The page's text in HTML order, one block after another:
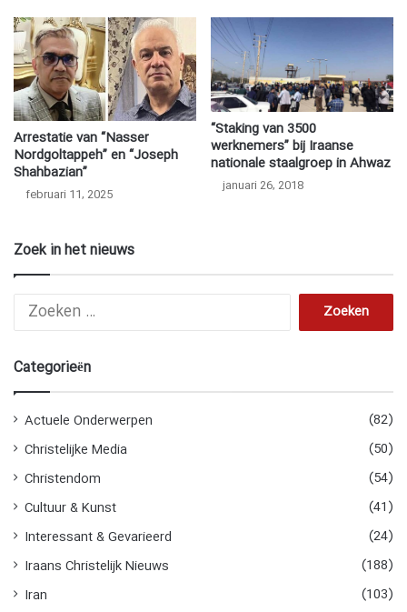
Arrestatie van “Nasser
Nordgoltappeh” en “Joseph
Shahbazian”
februari 11, 2025
“Staking van 3500
werknemers” bij Iraanse
nationale staalgroep in Ahwaz
januari 26, 2018
Zoek in het nieuws
Zoeken
Categorieën
Actuele Onderwerpen
(82)
Christelijke Media
(50)
Christendom
(54)
Cultuur & Kunst
(41)
Interessant & Gevarieerd
(24)
Iraans Christelijk Nieuws
(188)
Iran
(103)